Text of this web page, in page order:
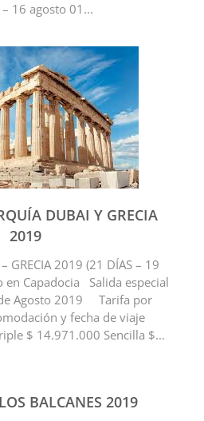
16 agosto 01...
DUBAI Y GRECIA
2019
GRECIA 2019 (21 DÍAS – 19
en Capadocia Salida especial
Agosto 2019 Tarifa por
y fecha de viaje
$ 14.971.000 Sencilla $...
BALCANES 2019